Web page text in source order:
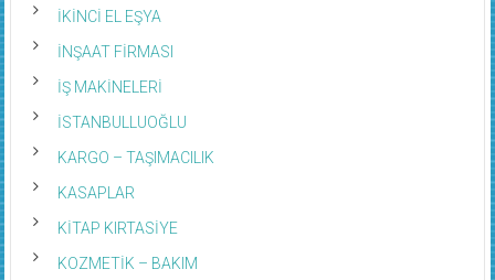
İKİNCİ EL EŞYA
İNŞAAT FİRMASI
İŞ MAKİNELERİ
İSTANBULLUOĞLU
KARGO – TAŞIMACILIK
KASAPLAR
KİTAP KIRTASİYE
KOZMETİK – BAKIM